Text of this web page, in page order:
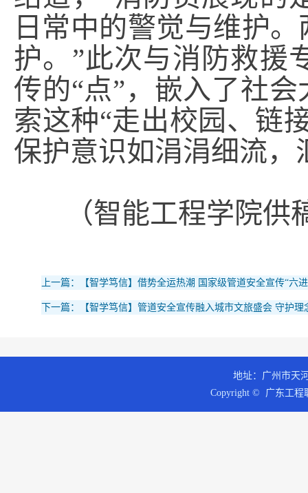
日常中的警觉与维护
护。”此次与消防救援
传的“点”，嵌入了社
索这种“走出校园、链
保护意识如涓涓细流
（智能工程学院
上一篇：【智学笃信】借势全运热潮 国家级管道安全宣传“六
下一篇：【智学笃信】管道安全宣传融入城市文旅盛会 守护理
地址：广州市天
Copyright © 广东工程